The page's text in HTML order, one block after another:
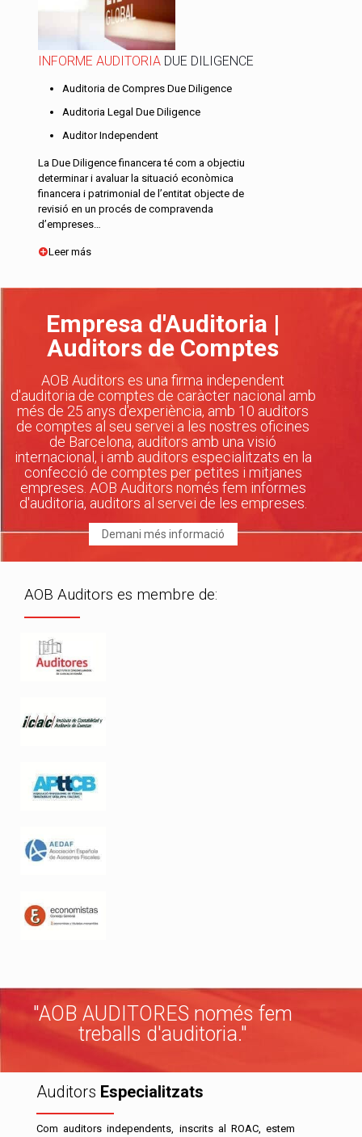
INFORME AUDITORIA DUE DILIGENCE
Auditoria de Compres Due Diligence
Auditoria Legal Due Diligence
Auditor Independent
La Due Diligence financera té com a objectiu
determinar i avaluar la situació econòmica
financera i patrimonial de l’entitat objecte de
revisió en un procés de compravenda
d’empreses…
Leer más
Empresa d'Auditoria |
Auditors de Comptes
AOB Auditors es una firma independent
d'auditoria de comptes de caràcter nacional amb
més de 25 anys d'experiència, amb 10 auditors
de comptes al seu servei a les nostres oficines
de Barcelona, auditors amb una visió
internacional, i amb auditors especialitzats en la
confecció de comptes per petites i mitjanes
empreses. AOB Auditors només fem informes
d'auditoria, auditors al servei de les empreses.
Demani més informació
AOB Auditors es membre de:
"AOB AUDITORES només fem
treballs d'auditoria."
Auditors Especialitzats
Com auditors independents, inscrits al ROAC, estem